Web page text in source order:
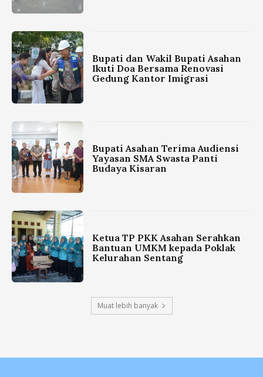
Bupati dan Wakil Bupati Asahan
Ikuti Doa Bersama Renovasi
Gedung Kantor Imigrasi
Bupati Asahan Terima Audiensi
Yayasan SMA Swasta Panti
Budaya Kisaran
Ketua TP PKK Asahan Serahkan
Bantuan UMKM kepada Poklak
Kelurahan Sentang
Muat lebih banyak